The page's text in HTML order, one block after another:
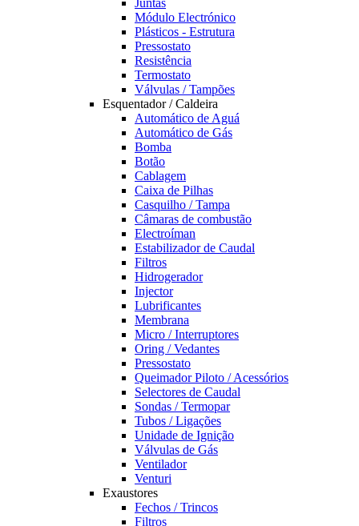
Juntas
Módulo Electrónico
Plásticos - Estrutura
Pressostato
Resistência
Termostato
Válvulas / Tampões
Esquentador / Caldeira
Automático de Aguá
Automático de Gás
Bomba
Botão
Cablagem
Caixa de Pilhas
Casquilho / Tampa
Câmaras de combustão
Electroíman
Estabilizador de Caudal
Filtros
Hidrogerador
Injector
Lubrificantes
Membrana
Micro / Interruptores
Oring / Vedantes
Pressostato
Queimador Piloto / Acessórios
Selectores de Caudal
Sondas / Termopar
Tubos / Ligações
Unidade de Ignição
Válvulas de Gás
Ventilador
Venturi
Exaustores
Fechos / Trincos
Filtros